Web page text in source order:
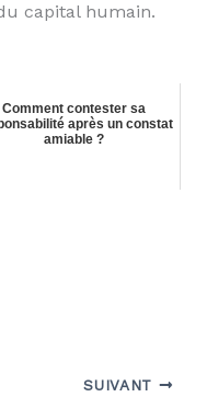
capital humain.
Comment contester sa
après un constat
amiable ?
SUIVANT